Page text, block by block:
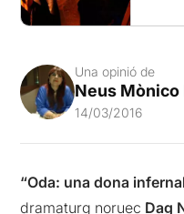
Una opinió de
Neus Mònico
14/03/2016
“Oda: una dona
dramaturg noruec Dag